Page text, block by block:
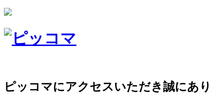
ピッコマにアクセスいただき誠にあ